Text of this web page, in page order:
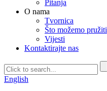
Pitanja
O nama
Tvornica
Što možemo pružiti
Vijesti
Kontaktirajte nas
English